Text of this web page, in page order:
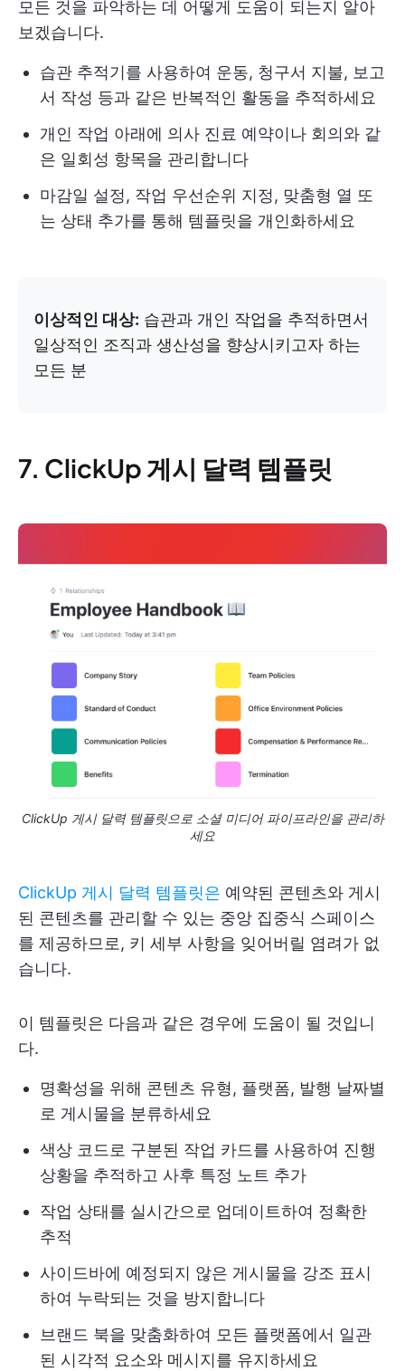
모든 것을 파악하는 데 어떻게 도움이 되는지 알아
보겠습니다.
습관 추적기를 사용하여 운동, 청구서 지불, 보고
서 작성 등과 같은 반복적인 활동을 추적하세요
개인 작업 아래에 의사 진료 예약이나 회의와 같
은 일회성 항목을 관리합니다
마감일 설정, 작업 우선순위 지정, 맞춤형 열 또
는 상태 추가를 통해 템플릿을 개인화하세요
이상적인 대상: 습관과 개인 작업을 추적하면서
일상적인 조직과 생산성을 향상시키고자 하는
모든 분
7. ClickUp 게시 달력 템플릿
ClickUp 게시 달력 템플릿으로 소셜 미디어 파이프라인을 관리하
세요
ClickUp 게시 달력 템플릿은 예약된 콘텐츠와 게시
된 콘텐츠를 관리할 수 있는 중앙 집중식 스페이스
를 제공하므로, 키 세부 사항을 잊어버릴 염려가 없
습니다.
이 템플릿은 다음과 같은 경우에 도움이 될 것입니
다.
명확성을 위해 콘텐츠 유형, 플랫폼, 발행 날짜별
로 게시물을 분류하세요
색상 코드로 구분된 작업 카드를 사용하여 진행
상황을 추적하고 사후 특정 노트 추가
작업 상태를 실시간으로 업데이트하여 정확한
추적
사이드바에 예정되지 않은 게시물을 강조 표시
하여 누락되는 것을 방지합니다
브랜드 북을 맞춤화하여 모든 플랫폼에서 일관
된 시각적 요소와 메시지를 유지하세요